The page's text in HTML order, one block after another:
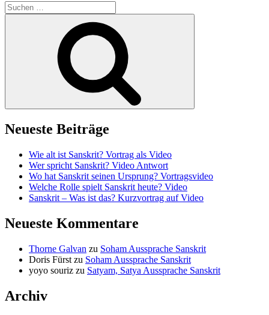
Suchen
nach:
Neueste Beiträge
Wie alt ist Sanskrit? Vortrag als Video
Wer spricht Sanskrit? Video Antwort
Wo hat Sanskrit seinen Ursprung? Vortragsvideo
Welche Rolle spielt Sanskrit heute? Video
Sanskrit – Was ist das? Kurzvortrag auf Video
Neueste Kommentare
Thorne Galvan zu Soham Aussprache Sanskrit
Doris Fürst zu Soham Aussprache Sanskrit
yoyo souriz zu Satyam, Satya Aussprache Sanskrit
Archiv